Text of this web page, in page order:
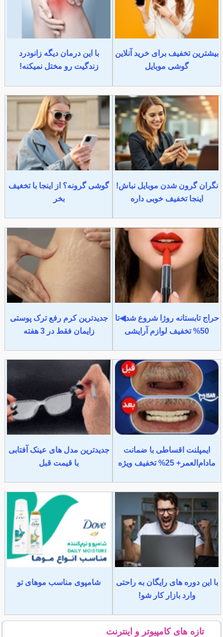
بیشترین تخفیف برای خرید آنلاین
گوشی موبایل
با این درمان دیگه زانودرد
زندگیت رو مختل نمیکنه!
نگران گرون شدن موبایل نباش!
اینجا تخفیف خوبی داره
گوشی گرونه؟ از اینجا با تخغیف
بخر
حراج تابستانه روژا شروع شد◀تا
50% تخفیف لوازم آرایشی
جدیدترین کرم رفع ترک پوستی
زایمان فقط در 3 هفته
ایمپلنت اقساطی با ضمانت
مادام‌العمر+ 25% تخفیف ویژه
جدیدترین مدل های عینک آفتابی
با قیمت قبل
با این دوره های رایگان به راحتی
وارد بازار کار شو!
شامپوی مناسب موهای تو
تازه های کامپیوتر و اینترنت